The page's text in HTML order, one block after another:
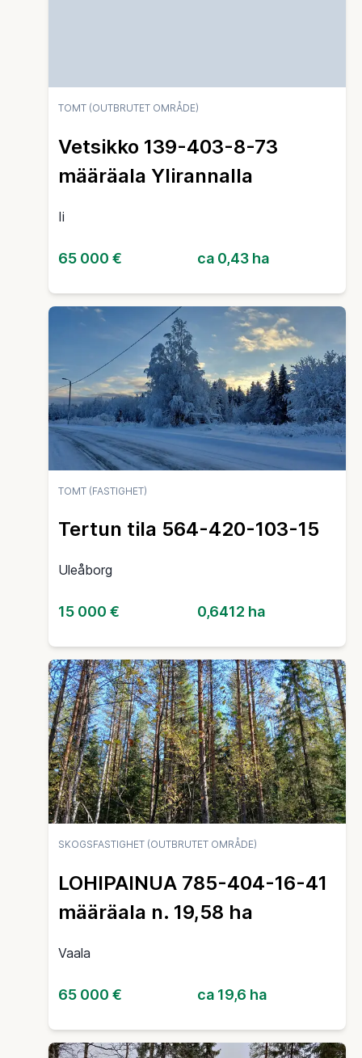
TOMT (OUTBRUTET OMRÅDE)
Vetsikko 139-403-8-73
määräala Ylirannalla
Ii
65 000 € ca 0,43 ha
TOMT (FASTIGHET)
Tertun tila 564-420-103-15
Uleåborg
15 000 € 0,6412 ha
SKOGSFASTIGHET (OUTBRUTET OMRÅDE)
LOHIPAINUA 785-404-16-41
määräala n. 19,58 ha
Vaala
65 000 € ca 19,6 ha